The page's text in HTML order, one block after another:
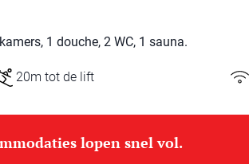
1 douche, 2 WC, 1 sauna.
20m tot de lift
lopen snel vol.